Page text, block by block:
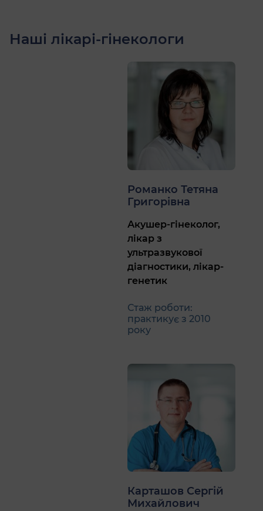
Наші лікарі-гінекологи
Романко Тетяна
Григорівна
Акушер-гінеколог,
лікар з
ультразвукової
діагностики, лікар-
генетик
Стаж роботи:
практикує з 2010
року
Карташов Сергій
Михайлович